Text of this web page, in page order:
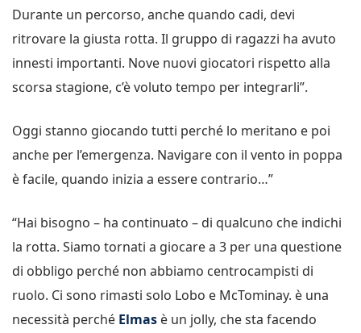
Durante un percorso, anche quando cadi, devi
ritrovare la giusta rotta. Il gruppo di ragazzi ha avuto
innesti importanti. Nove nuovi giocatori rispetto alla
scorsa stagione, c’è voluto tempo per integrarli”.
Oggi stanno giocando tutti perché lo meritano e poi
anche per l’emergenza. Navigare con il vento in poppa
è facile, quando inizia a essere contrario…”
“Hai bisogno – ha continuato – di qualcuno che indichi
la rotta. Siamo tornati a giocare a 3 per una questione
di obbligo perché non abbiamo centrocampisti di
ruolo. Ci sono rimasti solo Lobo e McTominay. è una
necessità perché Elmas è un jolly, che sta facendo